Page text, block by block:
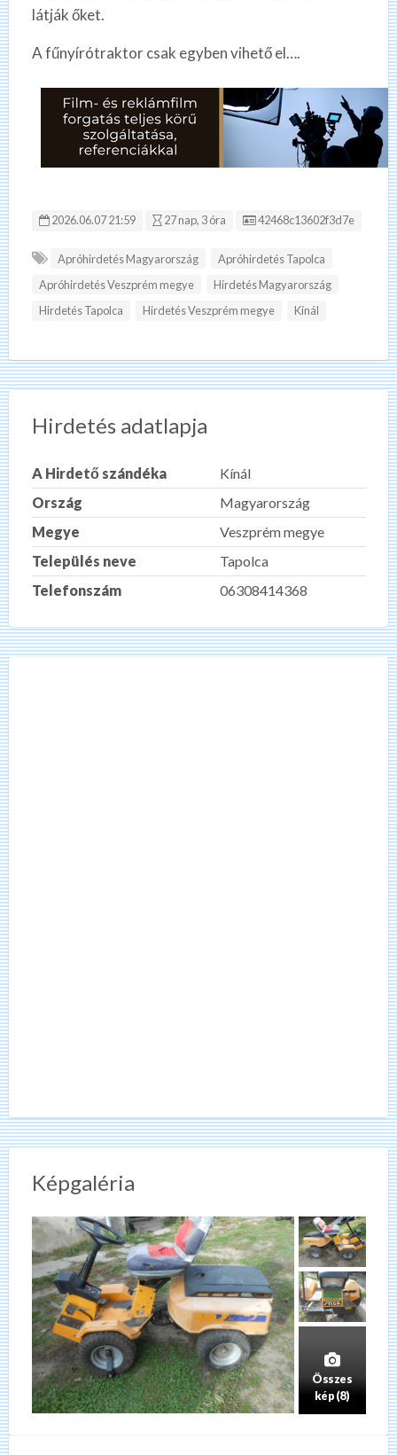
látják őket.
A fűnyírótraktor csak egyben vihető el….
2026.06.07 21:59 27 nap, 3 óra Hirdetés ID:
42468c13602f3d7e
Apróhirdetés Magyarország
Apróhirdetés Tapolca
Apróhirdetés Veszprém megye
Hirdetés Magyarország
Hirdetés Tapolca
Hirdetés Veszprém megye Kínál
Hirdetés adatlapja
A Hirdető szándéka
Kínál
Ország
Magyarország
Megye
Veszprém megye
Település neve
Tapolca
Telefonszám
06308414368
Képgaléria
Összes
kép (8)